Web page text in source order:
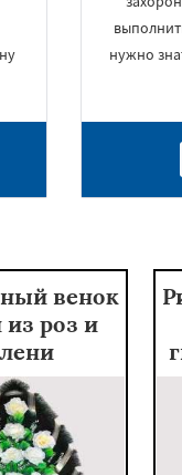
нужно
венок
роз и